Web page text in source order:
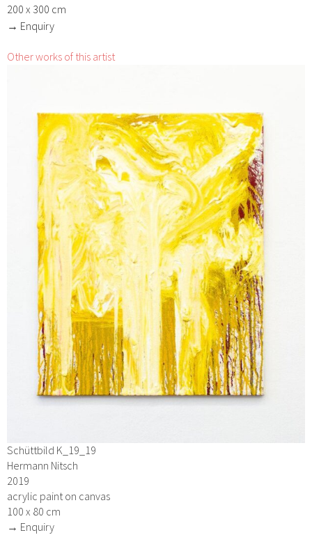
200 x 300 cm
→ Enquiry
Other works of this artist
Schüttbild K_19_19
Hermann Nitsch
2019
acrylic paint on canvas
100 x 80 cm
→ Enquiry